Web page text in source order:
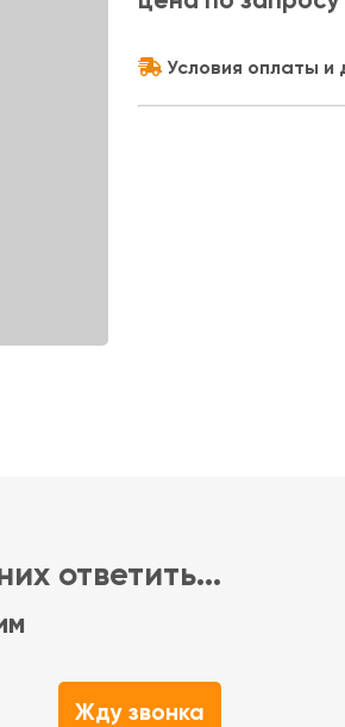
Условия оплаты и
ответить...
Жду звонка